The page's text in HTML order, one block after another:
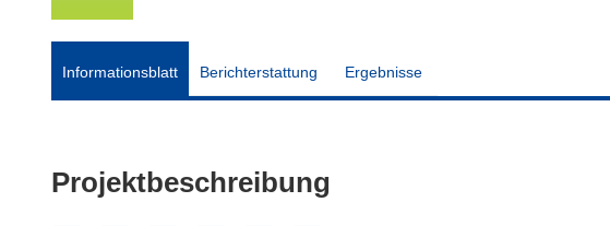
Informationsblatt Berichterstattung Ergebnisse
Projektbeschreibung